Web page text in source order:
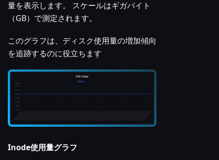
量を表示します。 スケールはギガバイト
（GB）で測定されます。
このグラフは、ディスク使用量の増加傾向
を追跡するのに役立ちます
Inode使用量グラフ